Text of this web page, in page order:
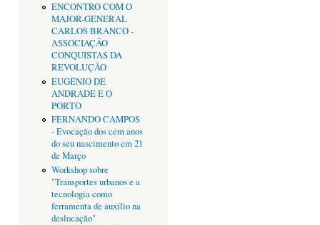
ENCONTRO COM O
MAJOR-GENERAL
CARLOS BRANCO -
ASSOCIAÇÃO
CONQUISTAS DA
REVOLUÇÃO
EUGÉNIO DE
ANDRADE E O
PORTO
FERNANDO CAMPOS
- Evocação dos cem anos
do seu nascimento em 21
de Março
Workshop sobre
"Transportes urbanos e a
tecnologia como
ferramenta de auxílio na
deslocação"